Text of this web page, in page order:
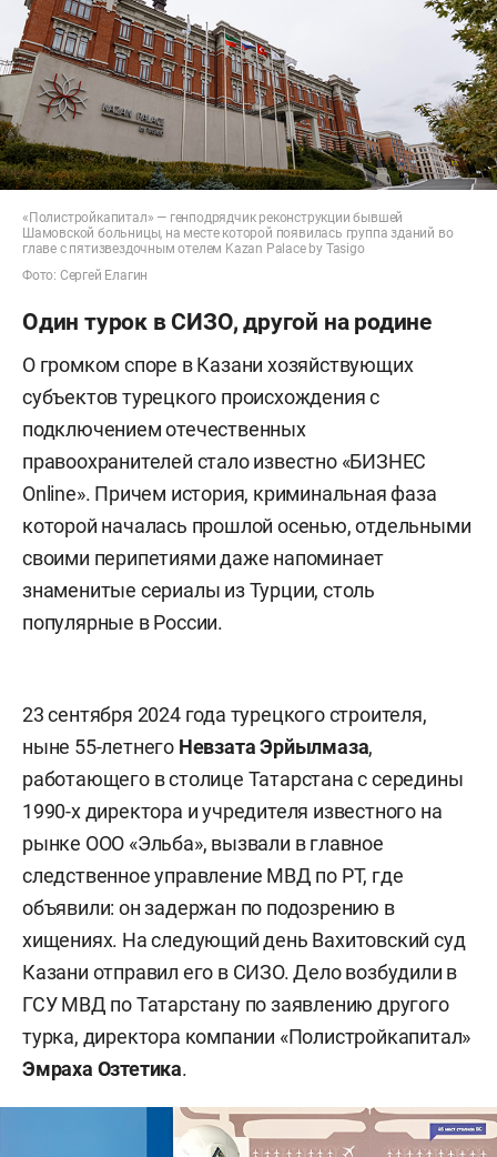
«Полистройкапитал» — генподрядчик реконструкции бывшей
Шамовской больницы, на месте которой появилась группа зданий во
главе с пятизвездочным отелем Kazan Palace by Tasigo
Фото: Сергей Елагин
Один турок в СИЗО, другой на родине
О громком споре в Казани хозяйствующих
субъектов турецкого происхождения с
подключением отечественных
правоохранителей стало известно «БИЗНЕС
Online». Причем история, криминальная фаза
которой началась прошлой осенью, отдельными
своими перипетиями даже напоминает
знаменитые сериалы из Турции, столь
популярные в России.
23 сентября 2024 года турецкого строителя,
ныне 55-летнего Невзата Эрйылмаза,
работающего в столице Татарстана с середины
1990-х директора и учредителя известного на
рынке ООО «Эльба», вызвали в главное
следственное управление МВД по РТ, где
объявили: он задержан по подозрению в
хищениях. На следующий день Вахитовский суд
Казани отправил его в СИЗО. Дело возбудили в
ГСУ МВД по Татарстану по заявлению другого
турка, директора компании «Полистройкапитал»
Эмраха Озтетика.